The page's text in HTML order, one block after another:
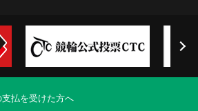
払を受けた方へ